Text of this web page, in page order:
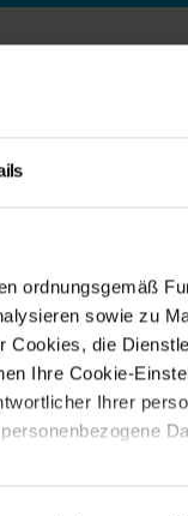
ordnungsgemäß
sowie zu
die
Ihre Cookie-
Ihrer